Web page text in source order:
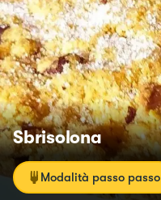
Sbrisolona
Modalità passo passo